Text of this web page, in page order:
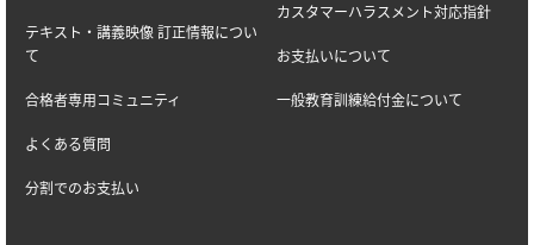
テキスト・講義映像 訂正情報につい
て
合格者専用コミュニティ
よくある質問
分割でのお支払い
カスタマーハラスメント対応指針
お支払いについて
一般教育訓練給付金について